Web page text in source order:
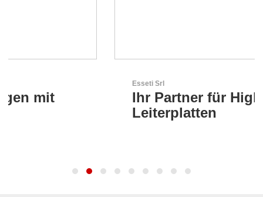
Ihr Partner für High-Tech-